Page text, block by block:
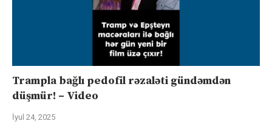
Trampla bağlı pedofil rəzaləti gündəmdən
düşmür! – Video
İyul 24, 2025